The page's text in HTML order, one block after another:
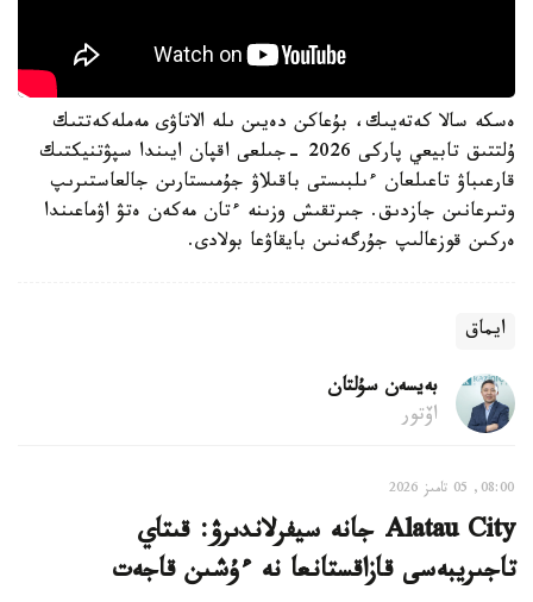
ەسكە سالا كەتەيىك، بۇعاكن دەيىن ىلە الاتاۋى مەملەكەتتىك
ۇلتتىق تابيعي پاركى 2026 -جىلعى اقپان ايىندا سپۋتنيكتىك
قارعىباۋ تاعىلعان ءىلبىستى باقىلاۋ جۇمىستارىن جالعاستىرىپ
وتىرعانىن جازدىق. جىرتقىش وزىنە ءتان مەكەن ەتۋ اۋماعىندا
ەركىن قوزعالىپ جۇرگەنىن بايقاۋعا بولادى.
ايماق
بەيسەن سۇلتان
اۆتور
08:00, 05 تامىز 2026
Alatau City جانە سيفرلاندىرۋ: قىتاي
تاجىريبەسى قازاقستانعا نە ءۇشىن قاجەت